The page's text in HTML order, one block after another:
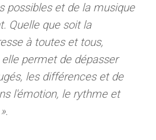
possibles et de la musique
Quelle que soit la
à toutes et tous,
elle permet de dépasser
les différences et de
l'émotion, le rythme et